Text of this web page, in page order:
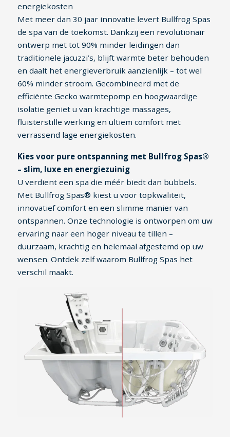
energiekosten
Met meer dan 30 jaar innovatie levert Bullfrog Spas
de spa van de toekomst. Dankzij een revolutionair
ontwerp met tot 90% minder leidingen dan
traditionele jacuzzi’s, blijft warmte beter behouden
en daalt het energieverbruik aanzienlijk – tot wel
60% minder stroom. Gecombineerd met de
efficiënte Gecko warmtepomp en hoogwaardige
isolatie geniet u van krachtige massages,
fluisterstille werking en ultiem comfort met
verrassend lage energiekosten.
Kies voor pure ontspanning met Bullfrog Spas®
– slim, luxe en energiezuinig
U verdient een spa die méér biedt dan bubbels.
Met Bullfrog Spas® kiest u voor topkwaliteit,
innovatief comfort en een slimme manier van
ontspannen. Onze technologie is ontworpen om uw
ervaring naar een hoger niveau te tillen –
duurzaam, krachtig en helemaal afgestemd op uw
wensen. Ontdek zelf waarom Bullfrog Spas het
verschil maakt.